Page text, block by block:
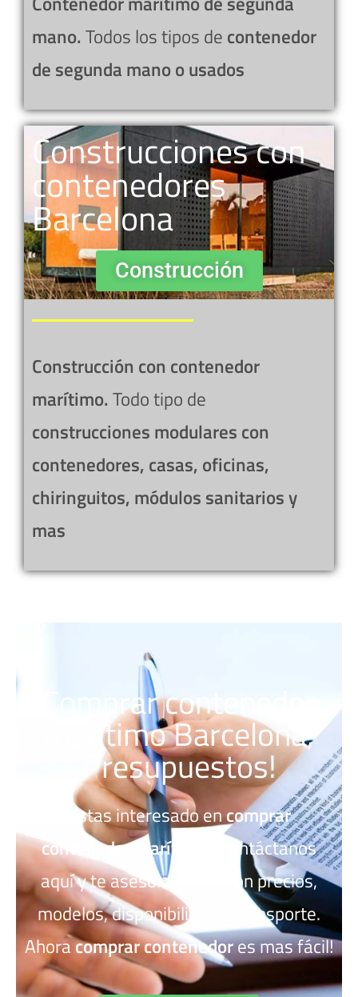
mano. Todos los tipos de contenedor
de segunda mano o usados
Construcciones con
contenedores
Barcelona
Construcción
Construcción con contenedor
marítimo. Todo tipo de
construcciones modulares con
contenedores, casas, oficinas,
chiringuitos, módulos sanitarios y
mas
Comprar contenedor
marítimo Barcelona,
Presupuestos!
Estas interesado encomprar
contenedor marítimo
? Contáctanos
aquí y te asesoraremos con precios,
modelos, disponibilidad y transporte.
Ahoracomprar contenedores mas fácil!